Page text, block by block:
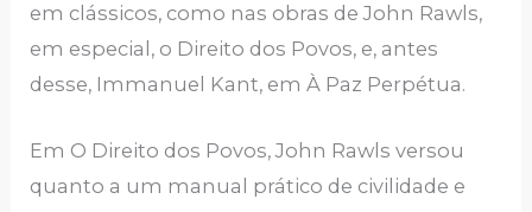
em clássicos, como nas obras de John Rawls,
em especial, o Direito dos Povos, e, antes
desse, Immanuel Kant, em À Paz Perpétua.
Em O Direito dos Povos, John Rawls versou
quanto a um manual prático de civilidade e